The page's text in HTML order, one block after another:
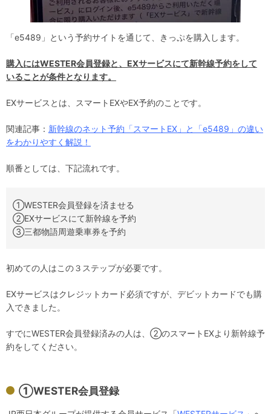
「e5489」という予約サイトを通じて、きっぷを購入します。
購入にはWESTER会員登録と、EXサービスにて新幹線予約をして
いることが条件となります。
EXサービスとは、スマートEXやEX予約のことです。
関連記事： 新幹線のネット予約「スマートEX」と「e5489」の違い
をわかりやすく解説！
順番としては、下記流れです。
①WESTER会員登録を済ませる
②EXサービスにて新幹線を予約
③三都物語周遊乗車券を予約
初めての人はこの３ステップが必要です。
EXサービスはクレジットカード必須ですが、デビットカードでも購
入できました。
すでにWESTER会員登録済みの人は、②のスマートEXより新幹線予
約をしてください。
①WESTER会員登録